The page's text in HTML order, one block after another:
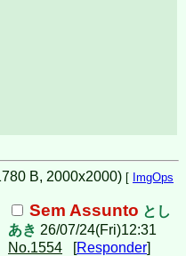
B, 2000x2000) [ ImgOps
Sem Assunto とし
あき 26/07/24(Fri)12:31
No.1554
[Responder]